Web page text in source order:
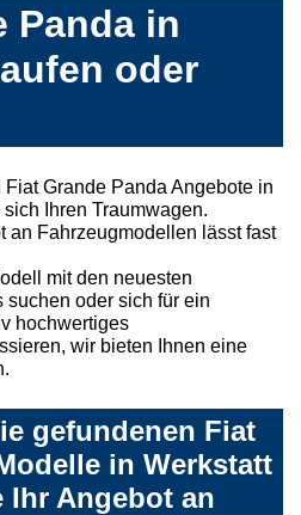
Panda in
oder
Grande Panda Angebote in
Ihren Traumwagen.
an Fahrzeugmodellen lässt fast
mit den neuesten
oder sich für ein
hochwertiges
wir bieten Ihnen eine
gefundenen Fiat
in Werkstatt
Ihr Angebot an